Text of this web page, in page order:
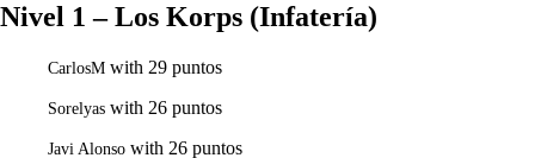
Nivel 1 – Los Korps (Infatería)
CarlosM with 29 puntos
Sorelyas with 26 puntos
Javi Alonso with 26 puntos